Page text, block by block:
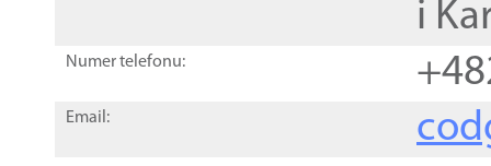
i
Numer telefonu:
Email: